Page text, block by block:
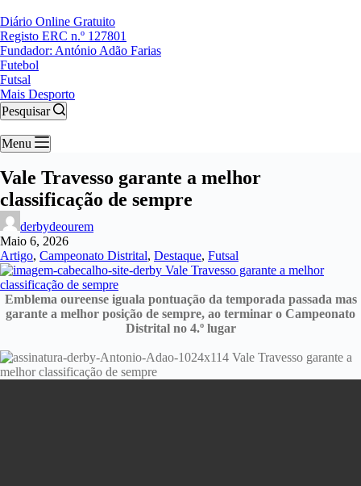
Diário Online Gratuito
Registo ERC n.º 127801
Fundador: António Adão Farias
Futebol
Futsal
Mais Desporto
Pesquisar
Menu
Vale Travesso garante a melhor
classificação de sempre
derbydeourem
Maio 6, 2026
Artigo, Campeonato Distrital, Destaque, Futsal
Emblema oureense iguala pontuação da temporada passada mas
garante a melhor posição de sempre, ao terminar o Campeonato
Distrital no 4.º lugar